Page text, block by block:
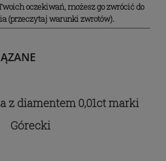
oczekiwań, możesz go zwrócić do
(przeczytaj warunki zwrotów).
z diamentem 0,01ct marki
Górecki